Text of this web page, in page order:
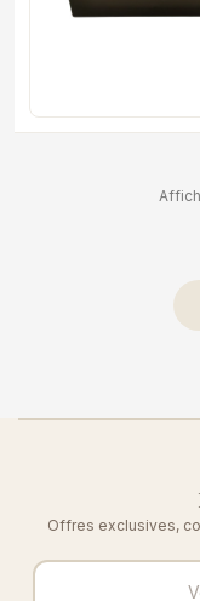
Offres exclusives,